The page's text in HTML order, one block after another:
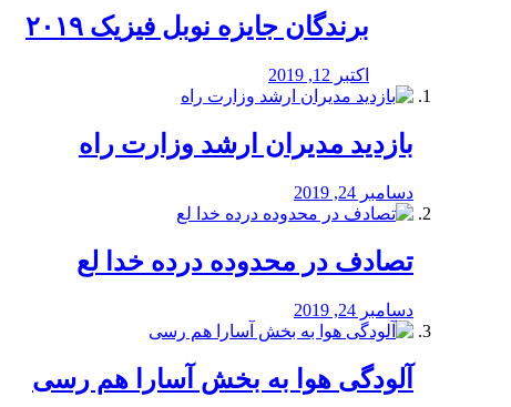
برندگان جایزه نوبل فیزیک ۲۰۱۹
اکتبر 12, 2019
بازدید مدیران ارشد وزارت راه
دسامبر 24, 2019
تصادف در محدوده درده خدا لع
دسامبر 24, 2019
آلودگی هوا به بخش آسارا هم رسی